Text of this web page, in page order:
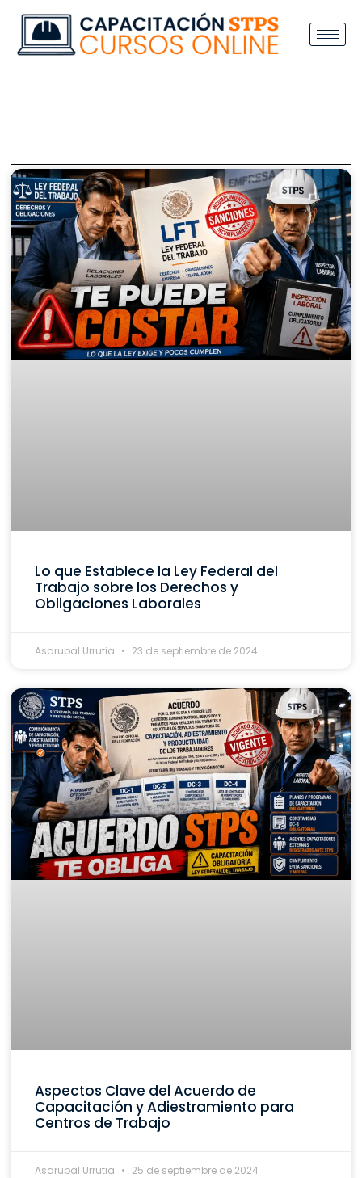
Lo que Establece la Ley Federal del
Trabajo sobre los Derechos y
Obligaciones Laborales
Asdrubal Urrutia 23 de septiembre de 2024
Aspectos Clave del Acuerdo de
Capacitación y Adiestramiento para
Centros de Trabajo
Asdrubal Urrutia 25 de septiembre de 2024